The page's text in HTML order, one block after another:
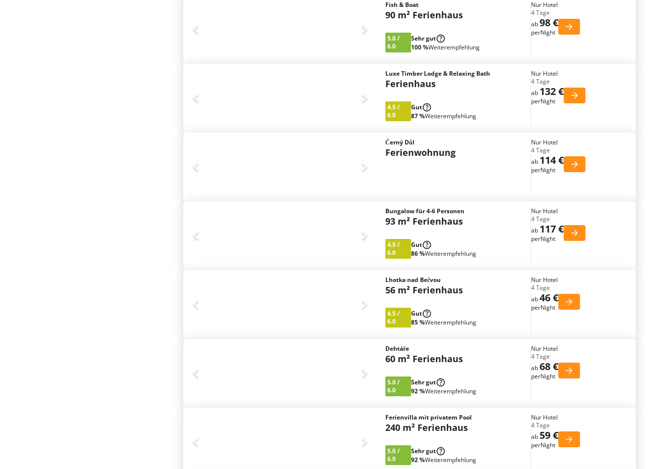
Fish & Boat
90 m² Ferienhaus
5.0/
6.0
Sehr gut
100 %Weiterempfehlung
Nur Hotel
4 Tage
ab98 €
perNight
Luxe Timber Lodge & Relaxing Bath
Ferienhaus
4.5/
6.0
Gut
87 %Weiterempfehlung
Nur Hotel
4 Tage
ab 132 €
perNight
Černý Důl
Ferienwohnung
Nur Hotel
4 Tage
ab 114 €
perNight
Bungalow für 4-6 Personen
93 m² Ferienhaus
4.5/
6.0
Gut
86 %Weiterempfehlung
Nur Hotel
4 Tage
ab 117 €
perNight
Lhotka nad Bečvou
56 m² Ferienhaus
4.5/
6.0
Gut
85 %Weiterempfehlung
Nur Hotel
4 Tage
ab46 €
perNight
Dehtáře
60 m² Ferienhaus
5.0/
6.0
Sehr gut
92 %Weiterempfehlung
Nur Hotel
4 Tage
ab68 €
perNight
Ferienvilla mit privatem Pool
240 m² Ferienhaus
5.0/
6.0
Sehr gut
92 %Weiterempfehlung
Nur Hotel
4 Tage
ab 59 €
perNight